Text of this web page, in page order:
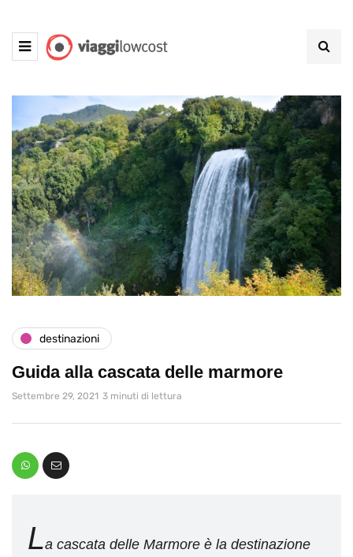
destinazioni
Guida alla cascata delle marmore
Settembre 29, 2021 3 minuti di lettura
La cascata delle Marmore è la destinazione